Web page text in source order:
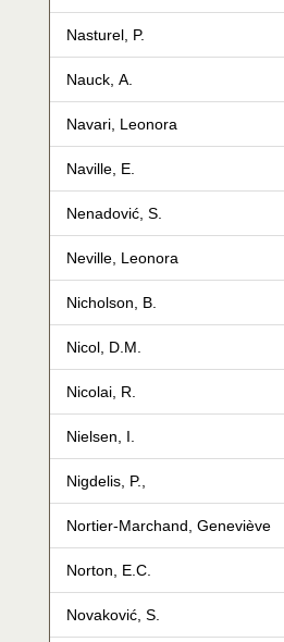
Nasturel, P.
Nauck, Α.
Navari, Leonora
Naville, E.
Nenadović, S.
Neville, Leonora
Nicholson, B.
Nicol, D.M.
Nicolai, R.
Nielsen, I.
Nigdelis, P.,
Nortier-Marchand, Geneviève
Norton, E.C.
Novaković, S.